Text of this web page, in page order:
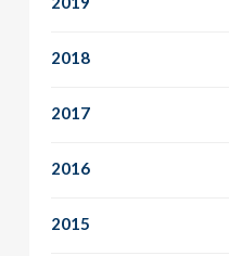
2018
2017
2016
2015